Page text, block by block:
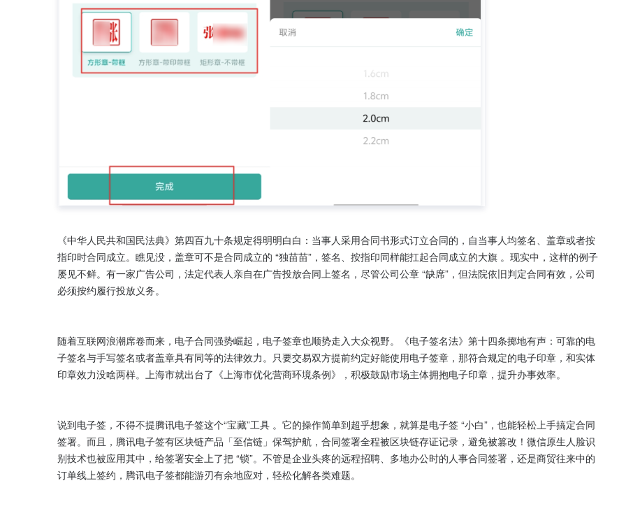
《中华人民共和国民法典》第四百九十条规定得明明白白：当事人采用合同书形式订立合同的，自当事人均签名、盖章或者按
指印时合同成立。瞧见没，盖章可不是合同成立的 “独苗苗”，签名、按指印同样能扛起合同成立的大旗 。现实中，这样的例子
屡见不鲜。有一家广告公司，法定代表人亲自在广告投放合同上签名，尽管公司公章 “缺席”，但法院依旧判定合同有效，公司
必须按约履行投放义务。​
随着互联网浪潮席卷而来，电子合同强势崛起，电子签章也顺势走入大众视野。《电子签名法》第十四条掷地有声：可靠的电
子签名与手写签名或者盖章具有同等的法律效力。只要交易双方提前约定好能使用电子签章，那符合规定的电子印章，和实体
印章效力没啥两样。上海市就出台了《上海市优化营商环境条例》，积极鼓励市场主体拥抱电子印章，提升办事效率。​
说到电子签，不得不提腾讯电子签这个“宝藏”工具 。它的操作简单到超乎想象，就算是电子签 “小白”，也能轻松上手搞定合同
签署。而且，腾讯电子签有区块链产品「至信链」保驾护航，合同签署全程被区块链存证记录，避免被篡改！微信原生人脸识
别技术也被应用其中，给签署安全上了把 “锁”。不管是企业头疼的远程招聘、多地办公时的人事合同签署，还是商贸往来中的
订单线上签约，腾讯电子签都能游刃有余地应对，轻松化解各类难题。​